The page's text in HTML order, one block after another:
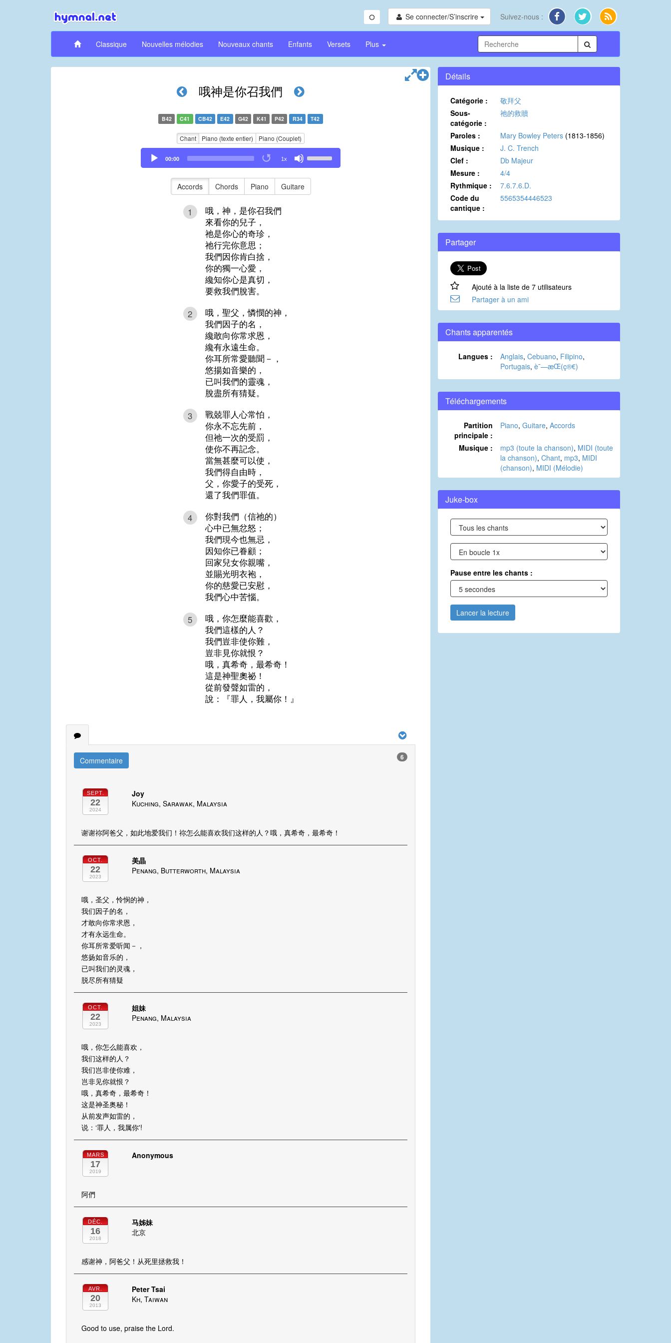
Se connecter/S’inscrire Suivez-nous :
Classique Nouvelles mélodies Nouveaux chants Enfants Versets Plus
哦神是你召我們
B42 C41 CB42 E42 G42 K41 P42 R34 T42
Chant Piano (texte entier) Piano (Couplet)
Audio
Player
00:00 1x
Up/Down
to
Accords Chords Piano Guitare
1
哦，神，是你召我們
來看你的兒子，
祂是你心的奇珍，
祂行完你意思；
我們因你肯白捨，
你的獨一心愛，
纔知你心是真切，
要救我們脫害。
2
哦，聖父，憐憫的神，
我們因子的名，
纔敢向你常求恩，
纔有永遠生命。
你耳所常愛聽聞－，
悠揚如音樂的，
已叫我們的靈魂，
脫盡所有猜疑。
3
戰兢罪人心常怕，
你永不忘先前，
但祂一次的受罰，
使你不再記念。
當無甚麼可以使，
我們得自由時，
父，你愛子的受死，
還了我們罪值。
4
你對我們（信祂的）
心中已無忿怒；
我們現今也無忌，
因知你已眷顧；
回家兒女你親嘴，
並賜光明衣袍，
你的慈愛已安慰，
我們心中苦惱。
5
哦，你怎麼能喜歡，
我們這樣的人？
我們豈非使你難，
豈非見你就恨？
哦，真希奇，最希奇！
這是神聖奧祕！
從前發聲如雷的，
說：『罪人，我屬你！』
Commentaire 6
SEPT.
22
2024
Joy
Kuching, Sarawak, Malaysia
谢谢祢阿爸父，如此地爱我们！祢怎么能喜欢我们这样的人？哦，真希奇，最希奇！
OCT.
22
2023
美晶
Penang, Butterworth, Malaysia
哦，圣父，怜悯的神，
我们因子的名，
才敢向你常求恩，
才有永远生命。
你耳所常爱听闻－，
悠扬如音乐的，
已叫我们的灵魂，
脱尽所有猜疑
OCT.
22
2023
姐妹
Penang, Malaysia
哦，你怎么能喜欢，
我们这样的人？
我们岂非使你难，
岂非见你就恨？
哦，真希奇，最希奇！
这是神圣奥秘！
从前发声如雷的，
说：‘罪人，我属你'!
MARS
17
2019
Anonymous
阿們
DÉC.
16
2018
马姊妹
北京
感谢神，阿爸父！从死里拯救我！
AVR.
20
2013
Peter Tsai
Kh, Taiwan
Good to use, praise the Lord.
Détails
Catégorie :
敬拜父
Sous-
catégorie :
祂的救贖
Paroles : Mary Bowley Peters (1813-1856)
Musique :
J. C. Trench
Clef :
Db Majeur
Mesure :
4/4
Rythmique :
7.6.7.6.D.
Code du
cantique :
5565354446523
Partager
Ajouté à la liste de 7 utilisateurs
Partager à un ami
Chants apparentés
Langues : Anglais, Cebuano, Filipino,
Portugais, è¯—æ­Œ(ç®€)
Téléchargements
Partition
principale :
Piano, Guitare, Accords
Musique : mp3 (toute la chanson), MIDI (toute
la chanson), Chant, mp3, MIDI
(chanson), MIDI (Mélodie)
Juke-box
Pause entre les chants :
Lancer la lecture